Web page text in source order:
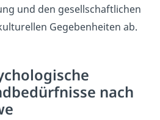
und den gesellschaftlichen
Gegebenheiten ab.
nach